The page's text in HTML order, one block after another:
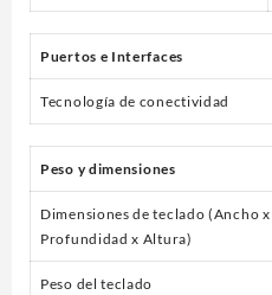
Puertos e Interfaces
Tecnología de conectividad
Peso y dimensiones
Dimensiones de teclado (Ancho x
Profundidad x Altura)
Peso del teclado